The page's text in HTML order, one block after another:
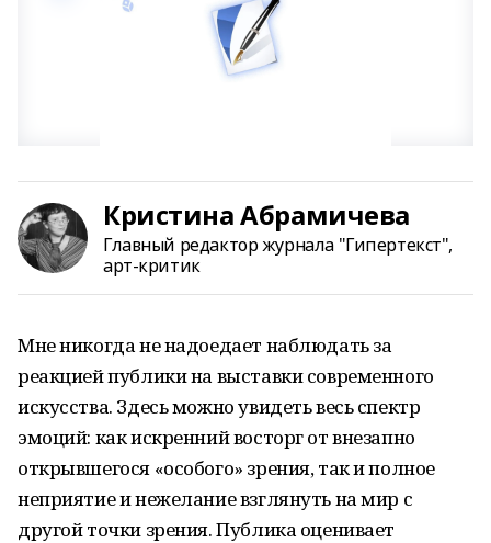
Кристина Абрамичева
Главный редактор журнала "Гипертекст",
арт-критик
Мне никогда не надоедает наблюдать за
реакцией публики на выставки современного
искусства. Здесь можно увидеть весь спектр
эмоций: как искренний восторг от внезапно
открывшегося «особого» зрения, так и полное
неприятие и нежелание взглянуть на мир с
другой точки зрения. Публика оценивает